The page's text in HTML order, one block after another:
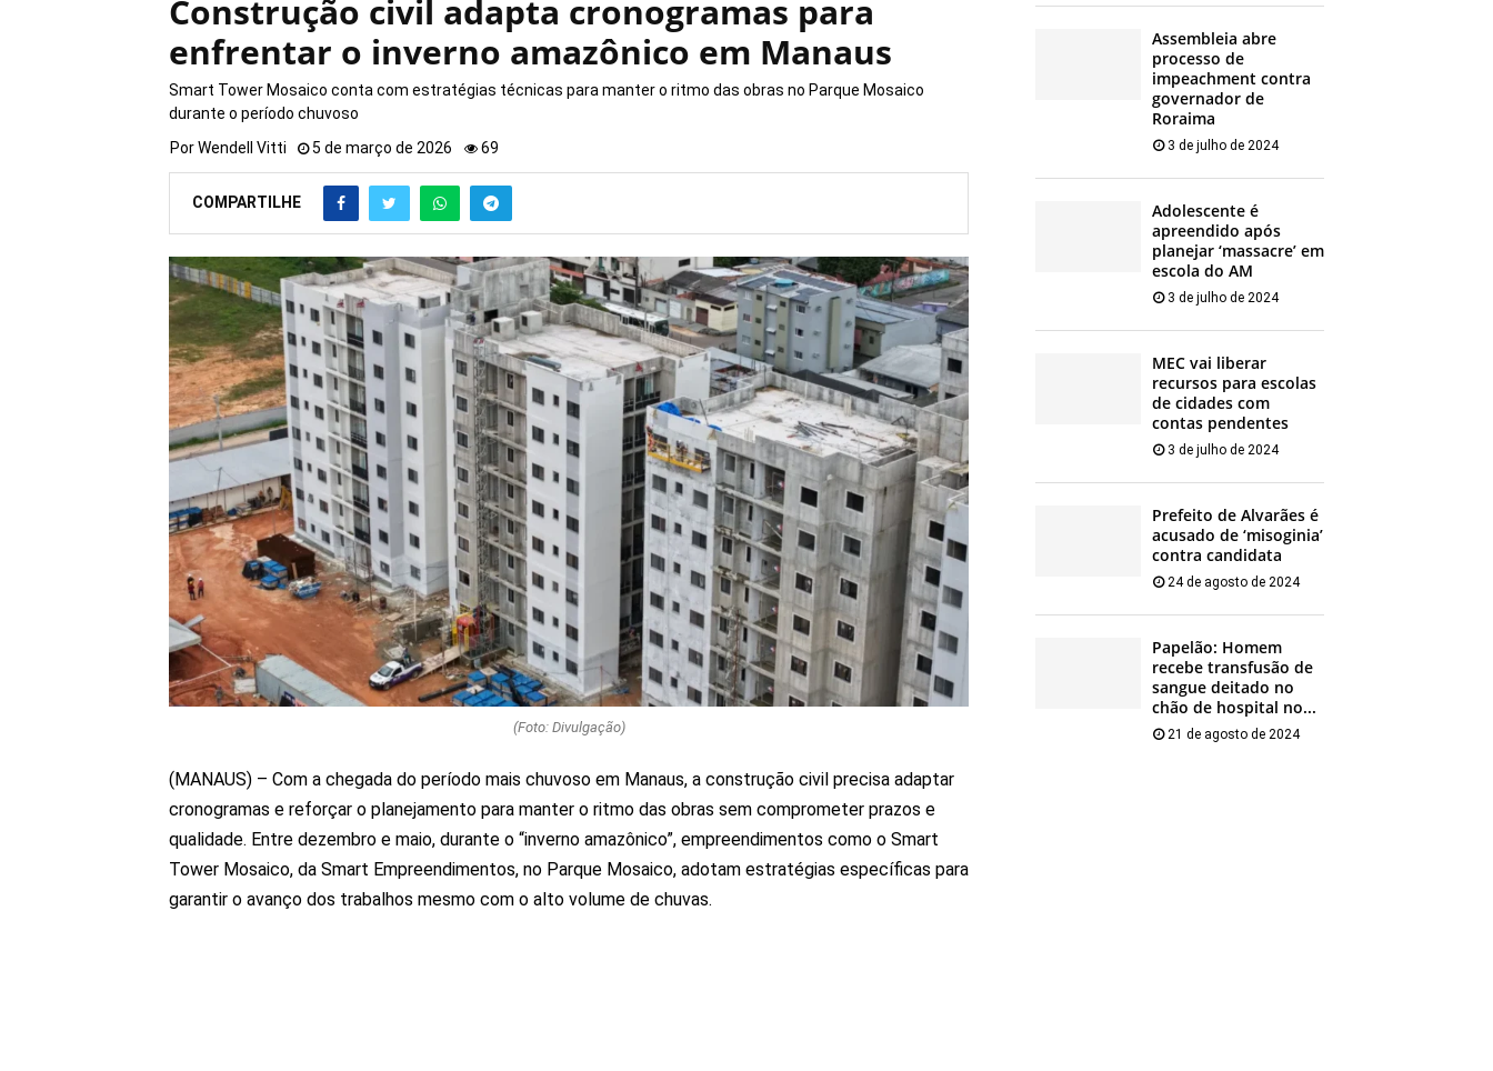
Construção civil adapta cronogramas para
enfrentar o inverno amazônico em Manaus
Smart Tower Mosaico conta com estratégias técnicas para manter o ritmo das obras no Parque Mosaico
durante o período chuvoso
PorWendell Vitti 5 de março de 2026 69
COMPARTILHE
(Foto: Divulgação)
(MANAUS) – Com a chegada do período mais chuvoso em Manaus, a construção civil precisa adaptar
cronogramas e reforçar o planejamento para manter o ritmo das obras sem comprometer prazos e
qualidade. Entre dezembro e maio, durante o “inverno amazônico”, empreendimentos como o Smart
Tower Mosaico, da Smart Empreendimentos, no Parque Mosaico, adotam estratégias específicas para
garantir o avanço dos trabalhos mesmo com o alto volume de chuvas.
Assembleia abre
processo de
impeachment contra
governador de
Roraima
3 de julho de 2024
Adolescente é
apreendido após
planejar ‘massacre’ em
escola do AM
3 de julho de 2024
MEC vai liberar
recursos para escolas
de cidades com
contas pendentes
3 de julho de 2024
Prefeito de Alvarães é
acusado de ‘misoginia’
contra candidata
24 de agosto de 2024
Papelão: Homem
recebe transfusão de
sangue deitado no
chão de hospital no...
21 de agosto de 2024